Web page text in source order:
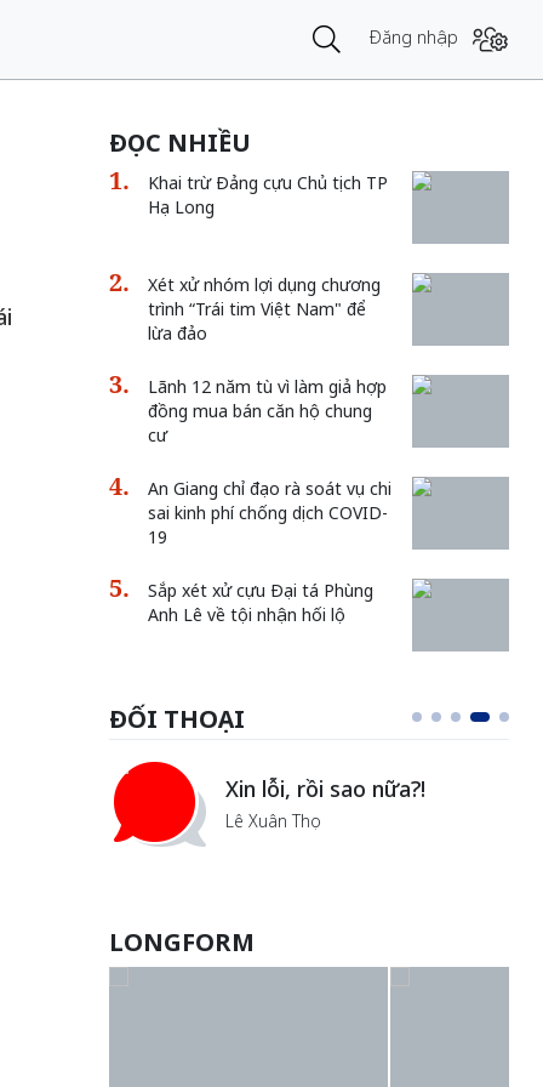
Đăng nhập
ĐỌC NHIỀU
Khai trừ Đảng cựu Chủ tịch TP
Hạ Long
Xét xử nhóm lợi dụng chương
trình “Trái tim Việt Nam" để
lừa đảo
Lãnh 12 năm tù vì làm giả hợp
đồng mua bán căn hộ chung
cư
An Giang chỉ đạo rà soát vụ chi
sai kinh phí chống dịch COVID-
19
Sắp xét xử cựu Đại tá Phùng
Anh Lê về tội nhận hối lộ
ĐỐI THOẠI
Xin lỗi, rồi sao nữa?!
Lê Xuân Thọ
LONGFORM